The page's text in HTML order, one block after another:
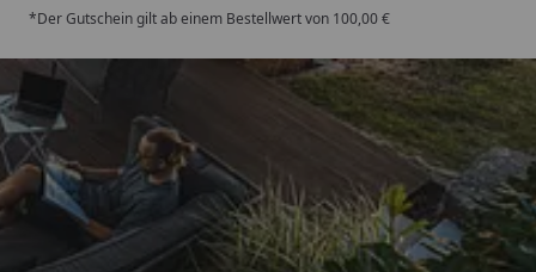
*Der Gutschein gilt ab einem Bestellwert von 100,00 €
Trusted Shops
5,00/ 5